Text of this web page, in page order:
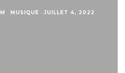
MUSIQUE · JUILLET 4, 2022